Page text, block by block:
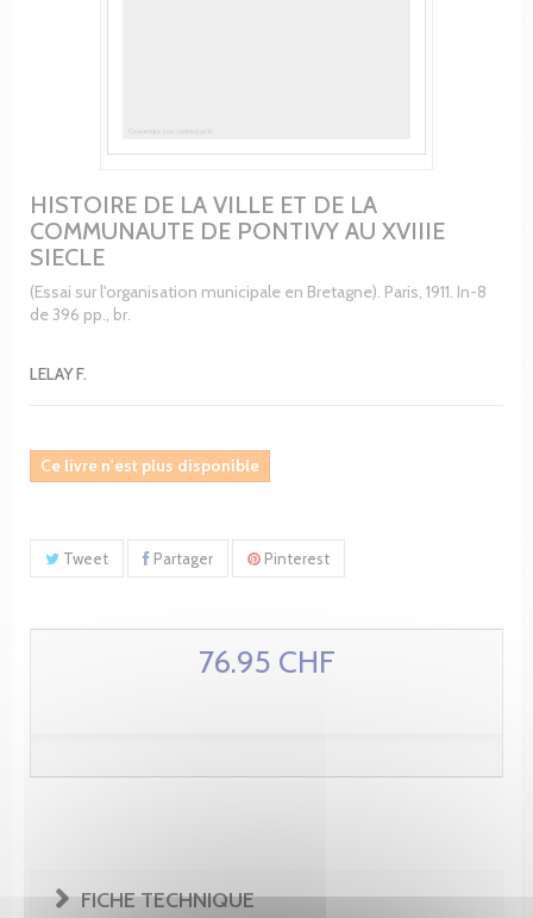
HISTOIRE DE LA VILLE ET DE LA
COMMUNAUTE DE PONTIVY AU XVIIIE
SIECLE
(Essai sur l'organisation municipale en Bretagne). Paris, 1911. In-8
de 396 pp., br.
LELAY F.
Ce livre n'est plus disponible
Tweet Partager Pinterest
76.95 CHF
FICHE TECHNIQUE